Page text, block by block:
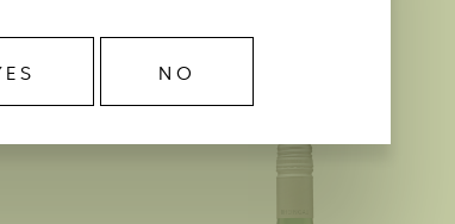
NO
Ravintolavalikoima